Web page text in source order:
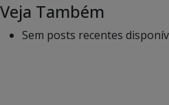
Veja Também
Sem posts recentes